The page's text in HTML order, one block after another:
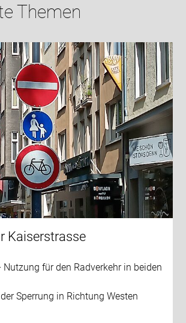
Themen
Kaiserstrasse
Nutzung für den Radverkehr in beiden
Sperrung in Richtung Westen